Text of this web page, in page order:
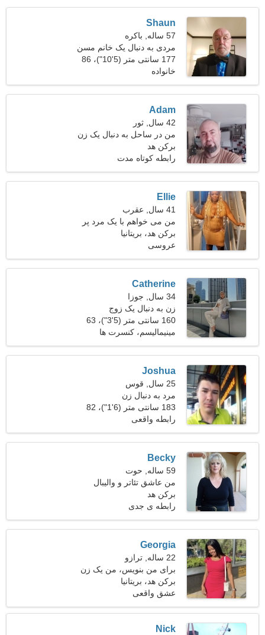
Shaun
57 ساله, باکره
مردی به دنبال یک خانم مسن
177 سانتی متر (5'10")، 86
کیلوگرم (189 پوند)
خانواده
Adam
42 سال, ثور
من در ساحل به دنبال یک زن
پرشور کار می کنم
برکن هد
رابطه کوتاه مدت
Ellie
41 سال, عقرب
من می خواهم با یک مرد پر
انرژی آشنا شوم
برکن هد، بریتانیا
عروسی
Catherine
34 سال, جوزا
زن به دنبال یک زوج
160 سانتی متر (5'3")، 63
کیلوگرم (138 پوند)
مینیمالیسم، کنسرت ها
Joshua
25 سال, قوس
مرد به دنبال زن
183 سانتی متر (6'1")، 82
کیلوگرم (180 پوند)
رابطه واقعی
Becky
59 ساله, حوت
من عاشق تئاتر و والیبال
هستم
برکن هد
رابطه ی جدی
Georgia
22 ساله, ترازو
برای من بنویس، من یک زن
فداکار هستم
برکن هد، بریتانیا
عشق واقعی
Nick